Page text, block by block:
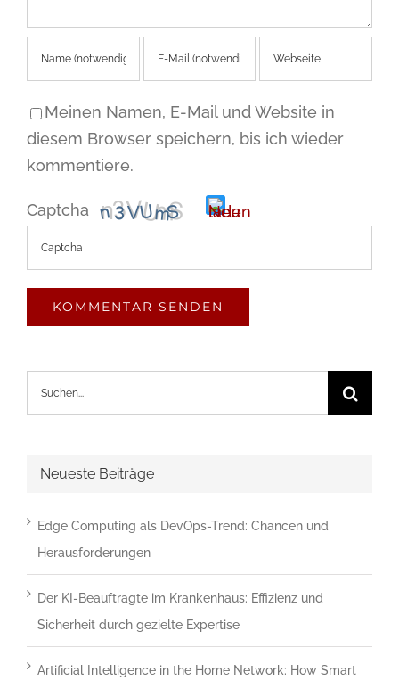
Meinen Namen, E-Mail und Website in
diesem Browser speichern, bis ich wieder
kommentiere.
Captcha
CAPTCHA
angezeigten
ein,
zu
bestätigen,
dass
du
ein
Neueste Beiträge
Edge Computing als DevOps-Trend: Chancen und
Herausforderungen
Der KI-Beauftragte im Krankenhaus: Effizienz und
Sicherheit durch gezielte Expertise
Artificial Intelligence in the Home Network: How Smart